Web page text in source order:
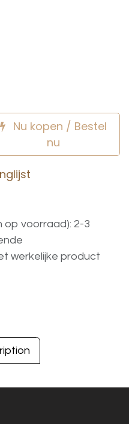
Nu kopen / Bestel
nu
op voorraad): 2-3
werkelijke product